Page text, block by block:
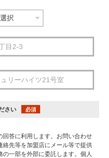
さい 必須
回答に利用します。お問い合わせ
絡先等を加盟店にメール等で提供
一部を外部に委託します。個人